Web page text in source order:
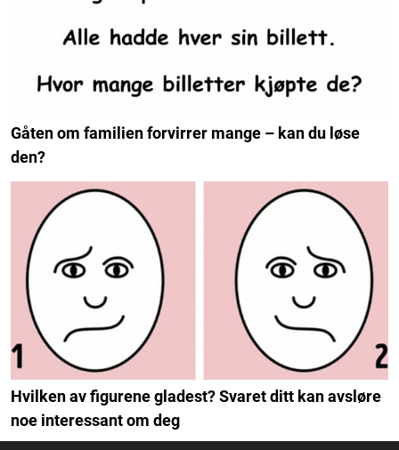
Gåten om familien forvirrer mange – kan du løse
den?
Hvilken av figurene gladest? Svaret ditt kan avsløre
noe interessant om deg